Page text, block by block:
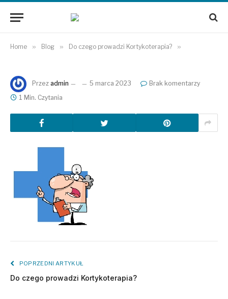
Home » Blog » Do czego prowadzi Kortykoterapia? »
Przez admin 5 marca 2023
Brak komentarzy
1 Min. Czytania
POPRZEDNI ARTYKUŁ
Do czego prowadzi Kortykoterapia?